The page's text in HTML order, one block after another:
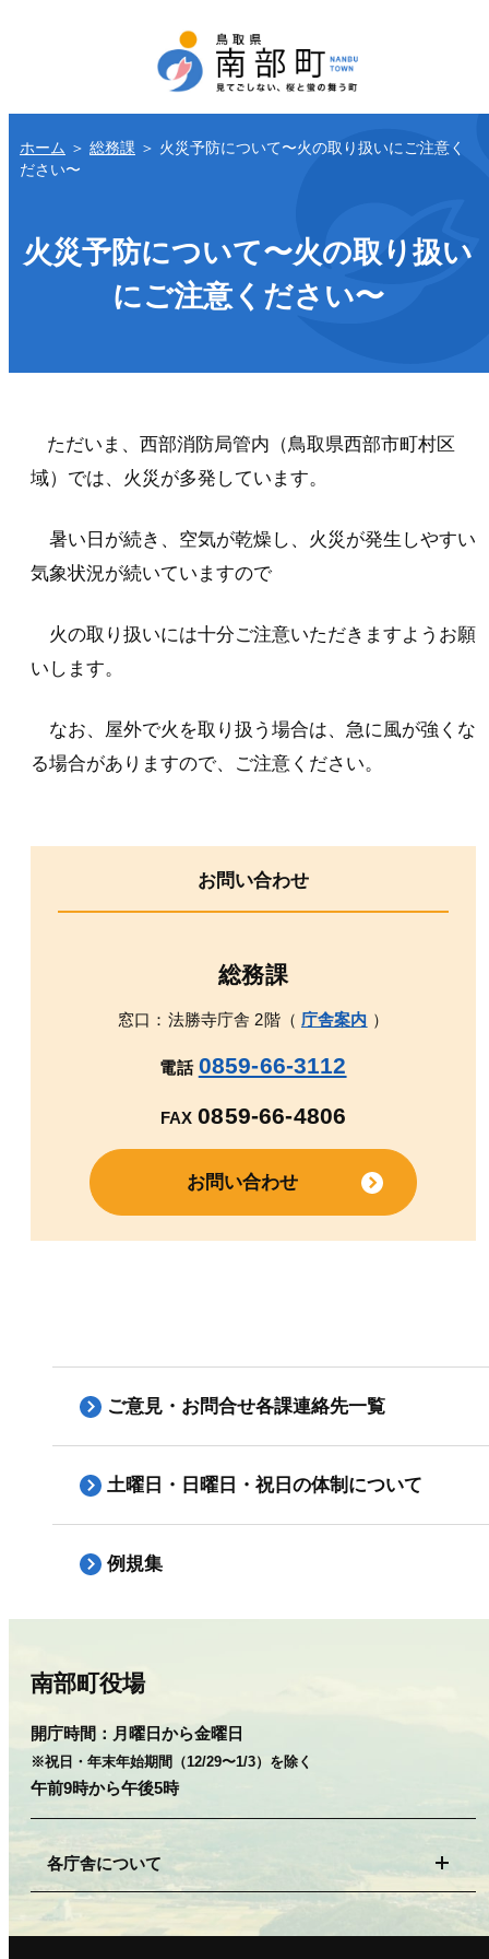
ホーム ＞ 総務課 ＞ 火災予防について〜火の取り扱いにご注意く
ださい〜
火災予防について〜火の取り扱い
にご注意ください〜
ただいま、西部消防局管内（鳥取県西部市町村区
域）では、火災が多発しています。
暑い日が続き、空気が乾燥し、火災が発生しやすい
気象状況が続いていますので
火の取り扱いには十分ご注意いただきますようお願
いします。
なお、屋外で火を取り扱う場合は、急に風が強くな
る場合がありますので、ご注意ください。
お問い合わせ
総務課
窓口：法勝寺庁舎 2階（ 庁舎案内 ）
電話 0859-66-3112
FAX 0859-66-4806
お問い合わせ
ご意見・お問合せ各課連絡先一覧
土曜日・日曜日・祝日の体制について
例規集
南部町役場
開庁時間： 月曜日から金曜日
※祝日・年末年始期間（12/29〜1/3）を除く
午前9時から午後5時
各庁舎について